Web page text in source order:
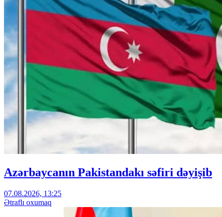
Azərbaycanın Pakistandakı səfiri dəyişib
07.08.2026, 13:25
Ətraflı oxumaq